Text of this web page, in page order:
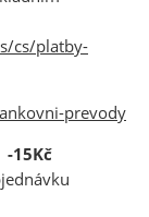
cs/platby-
prevody
15Kč